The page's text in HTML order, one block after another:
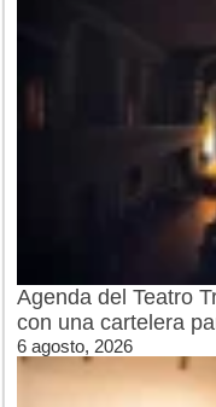
Agenda del Teatro
con una cartelera
6 agosto, 2026